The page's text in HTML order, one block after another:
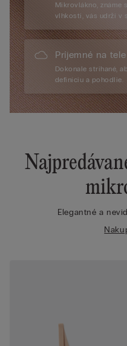
Mikrovlákno, známe
vlhkosti, vás udrží v
Príjemné na tele
Dokonale strihané,
definíciu a pohodlie.
Elegantné a